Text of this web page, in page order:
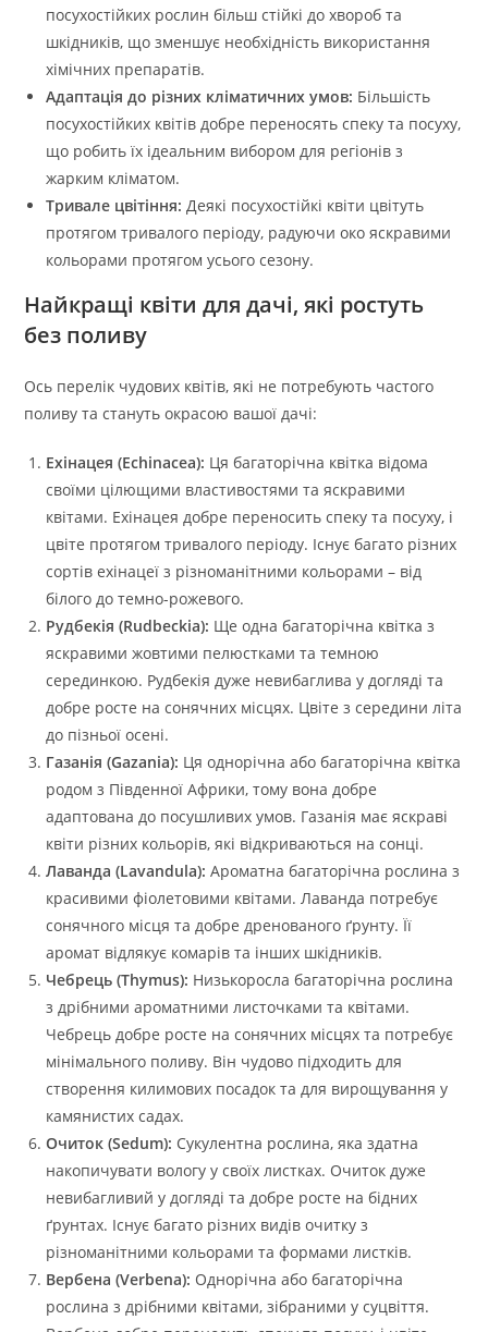
посухостійких рослин більш стійкі до хвороб та
шкідників, що зменшує необхідність використання
хімічних препаратів.
Адаптація до різних кліматичних умов: Більшість
посухостійких квітів добре переносять спеку та посуху,
що робить їх ідеальним вибором для регіонів з
жарким кліматом.
Тривале цвітіння: Деякі посухостійкі квіти цвітуть
протягом тривалого періоду, радуючи око яскравими
кольорами протягом усього сезону.
Найкращі квіти для дачі, які ростуть
без поливу
Ось перелік чудових квітів, які не потребують частого
поливу та стануть окрасою вашої дачі:
Ехінацея (Echinacea): Ця багаторічна квітка відома
своїми цілющими властивостями та яскравими
квітами. Ехінацея добре переносить спеку та посуху, і
цвіте протягом тривалого періоду. Існує багато різних
сортів ехінацеї з різноманітними кольорами – від
білого до темно-рожевого.
Рудбекія (Rudbeckia): Ще одна багаторічна квітка з
яскравими жовтими пелюстками та темною
серединкою. Рудбекія дуже невибаглива у догляді та
добре росте на сонячних місцях. Цвіте з середини літа
до пізньої осені.
Газанія (Gazania): Ця однорічна або багаторічна квітка
родом з Південної Африки, тому вона добре
адаптована до посушливих умов. Газанія має яскраві
квіти різних кольорів, які відкриваються на сонці.
Лаванда (Lavandula): Ароматна багаторічна рослина з
красивими фіолетовими квітами. Лаванда потребує
сонячного місця та добре дренованого ґрунту. Її
аромат відлякує комарів та інших шкідників.
Чебрець (Thymus): Низькоросла багаторічна рослина
з дрібними ароматними листочками та квітами.
Чебрець добре росте на сонячних місцях та потребує
мінімального поливу. Він чудово підходить для
створення килимових посадок та для вирощування у
камянистих садах.
Очиток (Sedum): Сукулентна рослина, яка здатна
накопичувати вологу у своїх листках. Очиток дуже
невибагливий у догляді та добре росте на бідних
ґрунтах. Існує багато різних видів очитку з
різноманітними кольорами та формами листків.
Вербена (Verbena): Однорічна або багаторічна
рослина з дрібними квітами, зібраними у суцвіття.